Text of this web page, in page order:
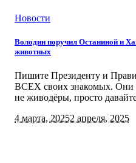
Новости
Володин поручил Останиной и
животных
Пишите Президенту и
ВСЕХ своих знакомых. Они
не живодёры, просто
4 марта, 20252 апреля, 2025